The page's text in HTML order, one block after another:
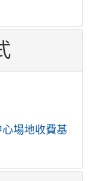
場地收費基